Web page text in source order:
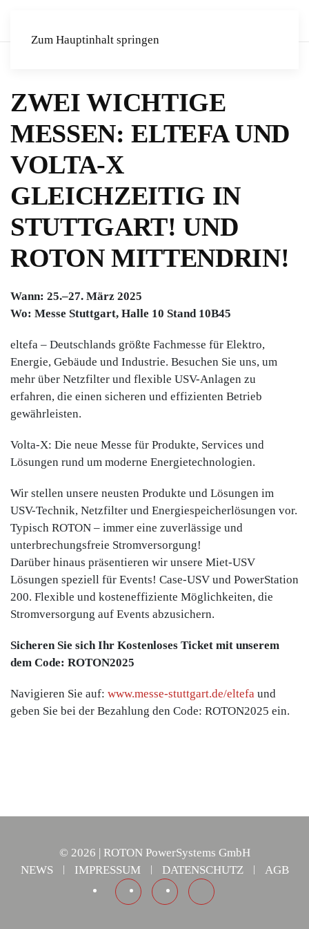
Zum Hauptinhalt springen
ZWEI WICHTIGE
MESSEN: ELTEFA UND
VOLTA-X
GLEICHZEITIG IN
STUTTGART! UND
ROTON MITTENDRIN!
Wann: 25.–27. März 2025
Wo: Messe Stuttgart, Halle 10 Stand 10B45
eltefa – Deutschlands größte Fachmesse für Elektro,
Energie, Gebäude und Industrie. Besuchen Sie uns, um
mehr über Netzfilter und flexible USV-Anlagen zu
erfahren, die einen sicheren und effizienten Betrieb
gewährleisten.
Volta-X: Die neue Messe für Produkte, Services und
Lösungen rund um moderne Energietechnologien.
Wir stellen unsere neusten Produkte und Lösungen im
USV-Technik, Netzfilter und Energiespeicherlösungen vor.
Typisch ROTON – immer eine zuverlässige und
unterbrechungsfreie Stromversorgung!
Darüber hinaus präsentieren wir unsere Miet-USV
Lösungen speziell für Events! Case-USV und PowerStation
200. Flexible und kosteneffiziente Möglichkeiten, die
Stromversorgung auf Events abzusichern.
Sicheren Sie sich Ihr Kostenloses Ticket mit unserem
dem Code: ROTON2025
Navigieren Sie auf: www.messe-stuttgart.de/eltefa und
geben Sie bei der Bezahlung den Code: ROTON2025 ein.
© 2026 | ROTON PowerSystems GmbH
NEWS
IMPRESSUM DATENSCHUTZ AGB